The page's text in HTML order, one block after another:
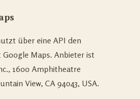
über eine API den
Google Maps. Anbieter ist
1600 Amphitheatre
View, CA 94043, USA.